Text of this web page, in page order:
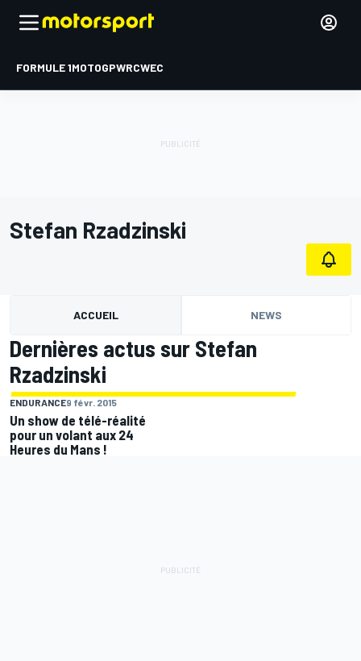
FORMULE 1MOTOGPWRCWEC
Stefan Rzadzinski
ACCUEIL NEWS
Dernières actus sur Stefan
Rzadzinski
ENDURANCE9 févr. 2015
Un show de télé-réalité
pour un volant aux 24
Heures du Mans !